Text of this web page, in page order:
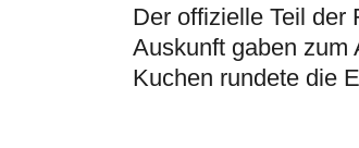
Der offizielle Teil der
Auskunft gaben zum
Kuchen rundete die